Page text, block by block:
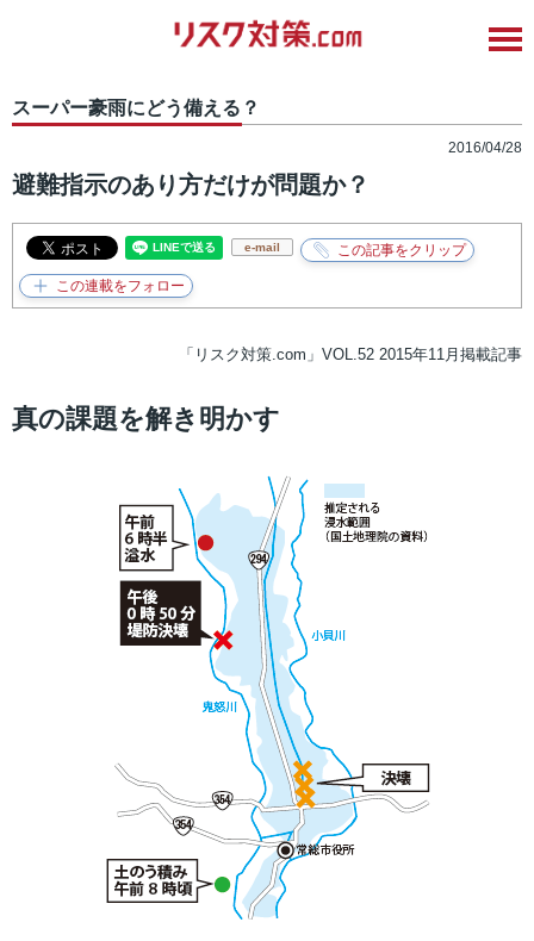
スーパー豪雨にどう備える？
2016/04/28
避難指示のあり方だけが問題か？
e-mail
「リスク対策.com」VOL.52 2015年11月掲載記事
真の課題を解き明かす